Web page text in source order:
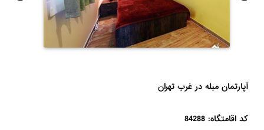
آپارتمان مبله در غرب تهران
کد اقامتگاه: 84288